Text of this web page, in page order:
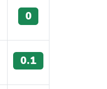
0
0.1